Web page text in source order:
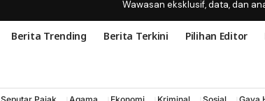
Wawasan eksklusif, data, dan
Berita Trending Berita Terkini Pilihan Editor